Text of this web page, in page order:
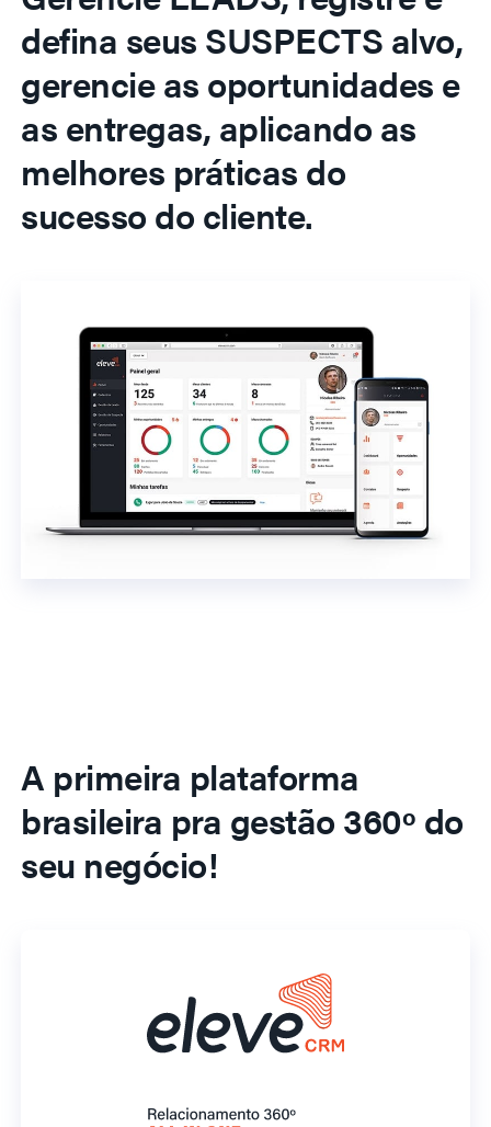
defina seus SUSPECTS alvo,
gerencie as oportunidades e
as entregas, aplicando as
melhores práticas do
sucesso do cliente.
A primeira plataforma
brasileira pra gestão 360º do
seu negócio!